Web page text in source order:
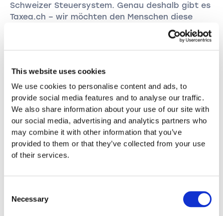
This website uses cookies
We use cookies to personalise content and ads, to
provide social media features and to analyse our traffic.
We also share information about your use of our site with
our social media, advertising and analytics partners who
may combine it with other information that you’ve
provided to them or that they’ve collected from your use
of their services.
Selection
Necessary
Schweizer Steuersystem. Genau deshalb gibt es
Taxea.ch – wir möchten den Menschen diese
Mit einem digitalen, persönlichen und
Steuern einfacher, transparenter und stressfrei
– für alle, die in der Schweiz leben und arbeiten.
Mehr über uns erfahren
Taxea.ch ist in Zürich, Basel, Genf & Co. für Sie da –
Standorten.